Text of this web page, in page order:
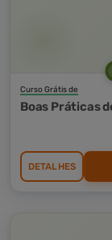
Curso Grátis de
Boas Práticas
DETALHES